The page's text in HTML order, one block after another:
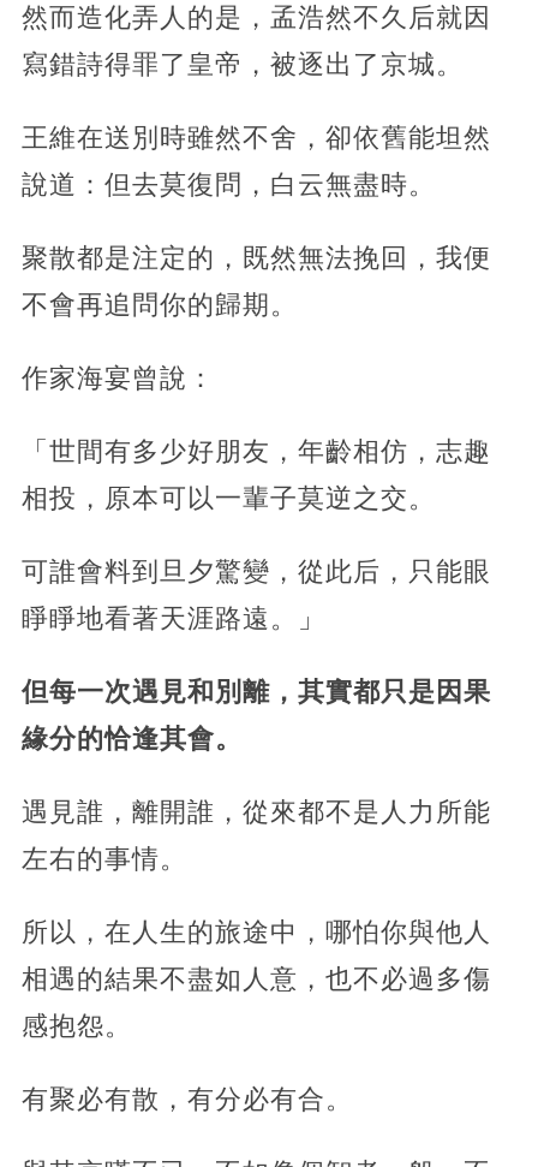
然而造化弄人的是，孟浩然不久后就因
寫錯詩得罪了皇帝，被逐出了京城。
王維在送別時雖然不舍，卻依舊能坦然
說道：但去莫復問，白云無盡時。
聚散都是注定的，既然無法挽回，我便
不會再追問你的歸期。
作家海宴曾說：
「世間有多少好朋友，年齡相仿，志趣
相投，原本可以一輩子莫逆之交。
可誰會料到旦夕驚變，從此后，只能眼
睜睜地看著天涯路遠。」
但每一次遇見和別離，其實都只是因果
緣分的恰逢其會。
遇見誰，離開誰，從來都不是人力所能
左右的事情。
所以，在人生的旅途中，哪怕你與他人
相遇的結果不盡如人意，也不必過多傷
感抱怨。
有聚必有散，有分必有合。